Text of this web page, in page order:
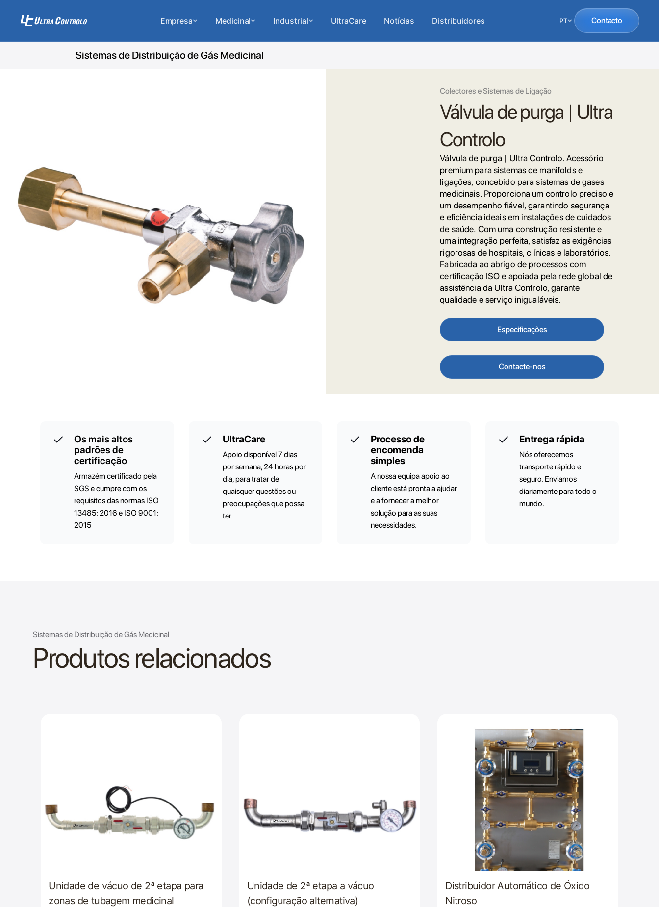
Empresa Medicinal Industrial UltraCare Notícias Distribuidores PT Contacto
Sistemas de Distribuição de Gás Medicinal
Colectores e Sistemas de Ligação
Válvula de purga | Ultra
Controlo
Válvula de purga | Ultra Controlo. Acessório
premium para sistemas de manifolds e
ligações, concebido para sistemas de gases
medicinais. Proporciona um controlo preciso e
um desempenho fiável, garantindo segurança
e eficiência ideais em instalações de cuidados
de saúde. Com uma construção resistente e
uma integração perfeita, satisfaz as exigências
rigorosas de hospitais, clínicas e laboratórios.
Fabricada ao abrigo de processos com
certificação ISO e apoiada pela rede global de
assistência da Ultra Controlo, garante
qualidade e serviço inigualáveis.
Especificações
Contacte-nos
Os mais altos
padrões de
certificação
Armazém certificado pela
SGS e cumpre com os
requisitos das normas ISO
13485: 2016 e ISO 9001:
2015
UltraCare
Apoio disponível 7 dias
por semana, 24 horas por
dia, para tratar de
quaisquer questões ou
preocupações que possa
ter.
Processo de
encomenda
simples
A nossa equipa apoio ao
cliente está pronta a ajudar
e a fornecer a melhor
solução para as suas
necessidades.
Entrega rápida
Nós oferecemos
transporte rápido e
seguro. Enviamos
diariamente para todo o
mundo.
Sistemas de Distribuição de Gás Medicinal
Produtos relacionados
Unidade de vácuo de 2ª etapa para
zonas de tubagem medicinal
Unidade de 2ª etapa a vácuo
(configuração alternativa)
Distribuidor Automático de Óxido
Nitroso